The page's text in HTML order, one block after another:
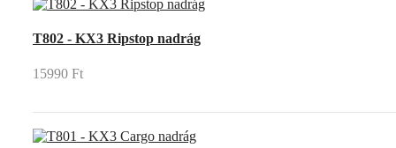
T802 - KX3 Ripstop nadrág
15990 Ft